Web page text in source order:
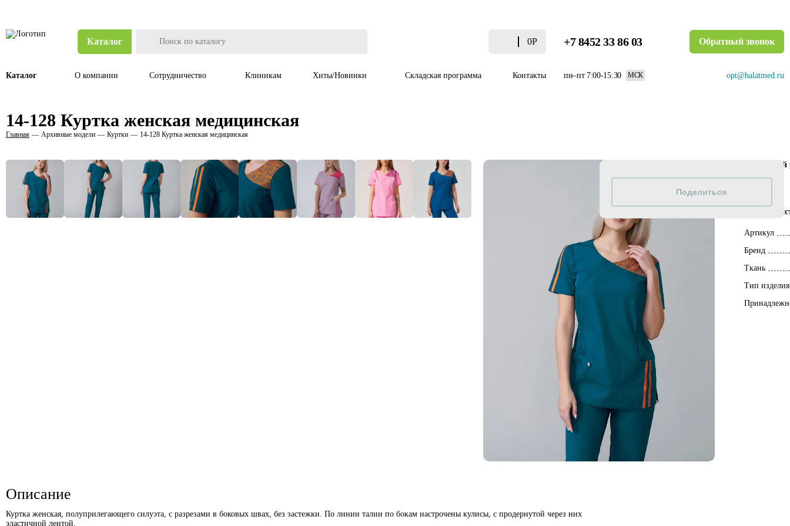
Каталог 0Р +7 8452 33 86 03 Обратный звонок
Каталог О компании Сотрудничество Клиникам Хиты/Новинки Складская программа Контакты пн–пт 7:00-15:30 МСК opt@halatmed.ru
14-128 Куртка женская медицинская
Главная Архивные модели Куртки 14-128 Куртка женская медицинская
Размерный
Артикул
Бренд
Ткань
Тип изделия
Описание
Куртка женская, полуприлегающего силуэта, с разрезами в боковых швах, без застежки. По линии талии по бокам настрочены кулисы, с продернутой через них
эластичной лентой.